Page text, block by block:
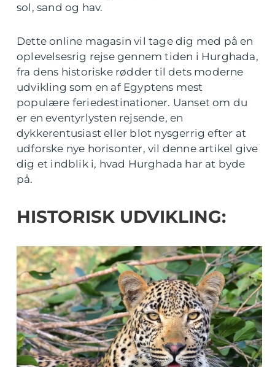
sol, sand og hav.
Dette online magasin vil tage dig med på en
oplevelsesrig rejse gennem tiden i Hurghada,
fra dens historiske rødder til dets moderne
udvikling som en af Egyptens mest
populære feriedestinationer. Uanset om du
er en eventyrlysten rejsende, en
dykkerentusiast eller blot nysgerrig efter at
udforske nye horisonter, vil denne artikel give
dig et indblik i, hvad Hurghada har at byde
på.
HISTORISK UDVIKLING: